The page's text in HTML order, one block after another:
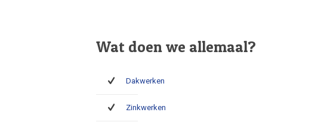
Wat doen we allemaal?
Dakwerken
Zinkwerken